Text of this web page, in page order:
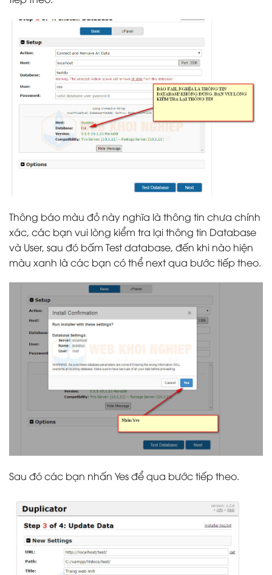
Thông báo màu đỏ này nghĩa là thông tin chưa chính
xác, các bạn vui lòng kiểm tra lại thông tin Database
và User, sau đó bấm Test database, đến khi nào hiện
màu xanh là các bạn có thể next qua bước tiếp theo.
Sau đó các bạn nhấn Yes để qua bước tiếp theo.